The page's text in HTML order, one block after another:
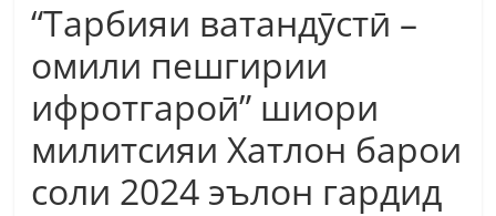
“Тарбияи ватандӯстӣ –
омили пешгирии
ифротгароӣ” шиори
милитсияи Хатлон барои
соли 2024 эълон гардид